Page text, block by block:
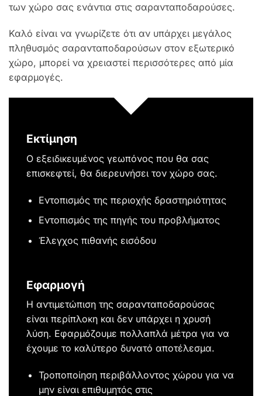
των χώρο σας ενάντια στις σαρανταποδαρούσες.
Καλό είναι να γνωρίζετε ότι αν υπάρχει μεγάλος
πληθυσμός σαρανταποδαρούσων στον εξωτερικό
χώρο, μπορεί να χρειαστεί περισσότερες από μία
εφαρμογές.
Εκτίμηση
Ο εξειδικευμένος γεωπόνος που θα σας
επισκεφτεί, θα διερευνήσει τον χώρο σας.
Εντοπισμός της περιοχής δραστηριότητας
Εντοπισμός της πηγής του προβλήματος
Έλεγχος πιθανής εισόδου
Εφαρμογή
Η αντιμετώπιση της σαρανταποδαρούσας
είναι περίπλοκη και δεν υπάρχει η χρυσή
λύση. Εφαρμόζουμε πολλαπλά μέτρα για να
έχουμε το καλύτερο δυνατό αποτέλεσμα.
Τροποποίηση περιβάλλοντος χώρου για να
μην είναι επιθυμητός στις